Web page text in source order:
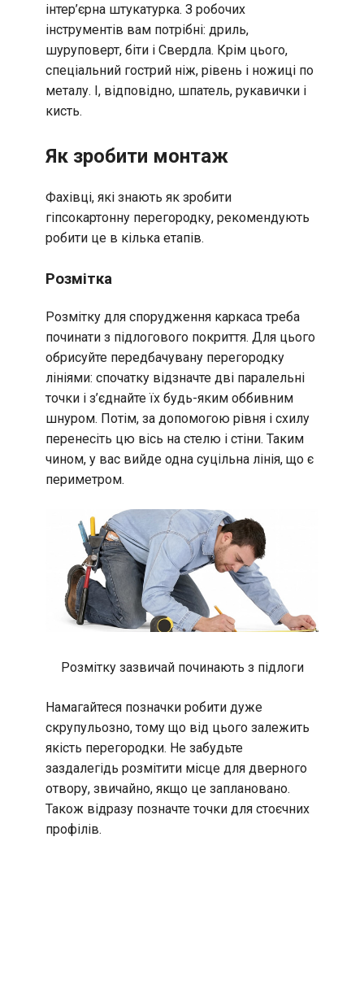
інтер’єрна штукатурка. З робочих
інструментів вам потрібні: дриль,
шуруповерт, біти і Свердла. Крім цього,
спеціальний гострий ніж, рівень і ножиці по
металу. І, відповідно, шпатель, рукавички і
кисть.
Як зробити монтаж
Фахівці, які знають як зробити
гіпсокартонну перегородку, рекомендують
робити це в кілька етапів.
Розмітка
Розмітку для спорудження каркаса треба
починати з підлогового покриття. Для цього
обрисуйте передбачувану перегородку
лініями: спочатку відзначте дві паралельні
точки і з’єднайте їх будь-яким оббивним
шнуром. Потім, за допомогою рівня і схилу
перенесіть цю вісь на стелю і стіни. Таким
чином, у вас вийде одна суцільна лінія, що є
периметром.
Розмітку зазвичай починають з підлоги
Намагайтеся позначки робити дуже
скрупульозно, тому що від цього залежить
якість перегородки. Не забудьте
заздалегідь розмітити місце для дверного
отвору, звичайно, якщо це заплановано.
Також відразу позначте точки для стоєчних
профілів.